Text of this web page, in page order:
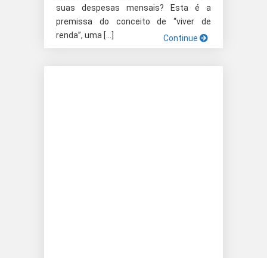
suas despesas mensais? Esta é a
premissa do conceito de “viver de
renda”, uma […]
Continue